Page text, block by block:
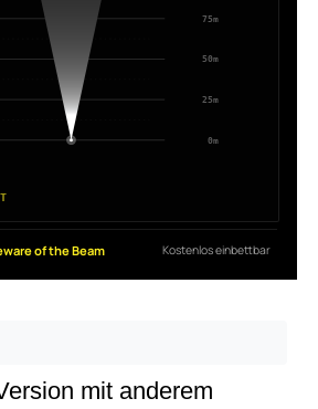
mit anderem